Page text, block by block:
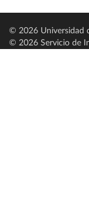
© 2026 Universidad
© 2026 Servicio de